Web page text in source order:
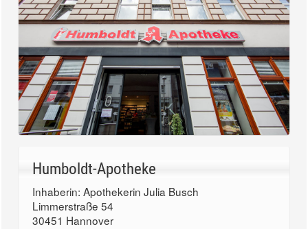
Humboldt-Apotheke
Inhaberin: Apothekerin Julia Busch
Limmerstraße 54
30451 Hannover